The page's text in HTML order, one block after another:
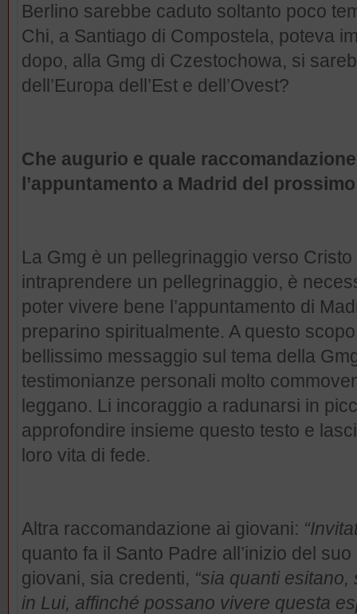
Berlino sarebbe caduto soltanto poco
Chi, a Santiago di Compostela, poteva
dopo, alla Gmg di Czestochowa, si
dell’Europa dell’Est e dell’Ovest?
Che augurio e quale
l’appuntamento a Madrid del
La Gmg è un pellegrinaggio verso
intraprendere un pellegrinaggio, è
poter vivere bene l’appuntamento di
preparino spiritualmente. A questo
bellissimo messaggio sul tema della
testimonianze personali molto
leggano. Li incoraggio a radunarsi in
approfondire insieme questo testo e
loro vita di fede.
Altra raccomandazione ai giovani:
quanto fa il Santo Padre all’inizio del
giovani, sia credenti, “sia quanti
in Lui, affinché possano vivere questa